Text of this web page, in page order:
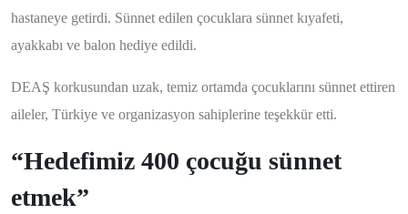
hastaneye getirdi. Sünnet edilen çocuklara sünnet kıyafeti,
ayakkabı ve balon hediye edildi.
DEAŞ korkusundan uzak, temiz ortamda çocuklarını sünnet ettiren
aileler, Türkiye ve organizasyon sahiplerine teşekkür etti.
“Hedefimiz 400 çocuğu sünnet
etmek”